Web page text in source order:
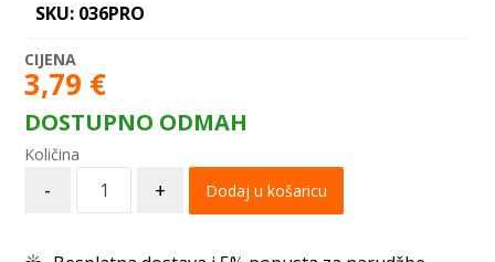
SKU: 036PRO
3,79 €
DOSTUPNO ODMAH
- + Dodaj u košaricu